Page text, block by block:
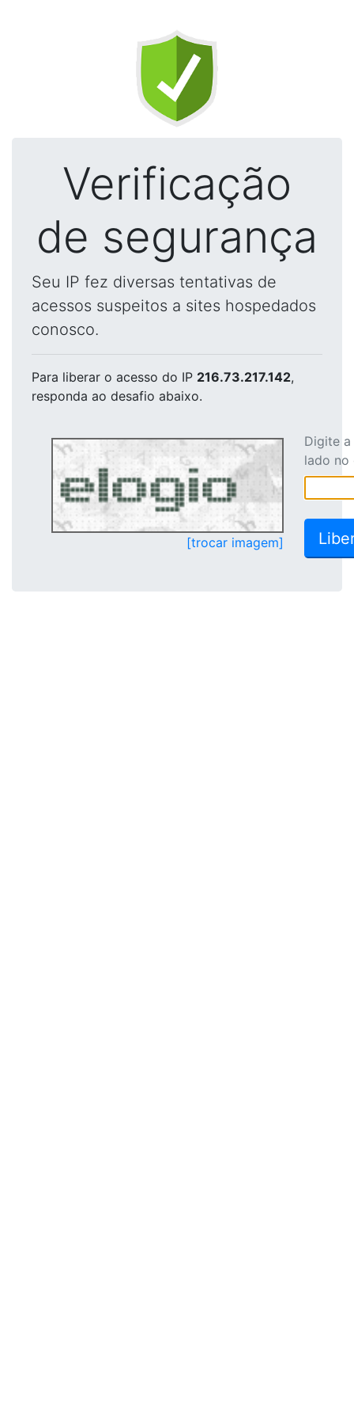
Verificação
de segurança
Seu IP fez diversas tentativas de
acessos suspeitos a sites hospedados
conosco.
Para liberar o acesso do IP 216.73.217.142,
responda ao desafio abaixo.
[trocar imagem]
Digite
lado no